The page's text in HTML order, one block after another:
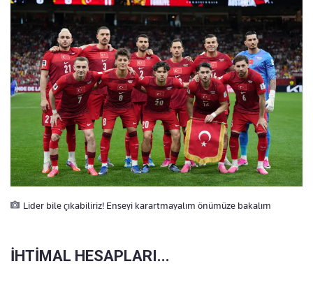
Lider bile çıkabiliriz! Enseyi karartmayalım önümüze bakalım
İHTİMAL HESAPLARI...